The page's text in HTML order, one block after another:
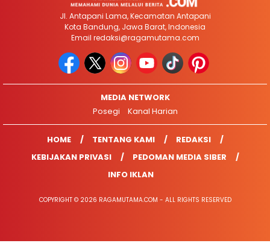
Jl. Antapani Lama, Kecamatan Antapani
Kota Bandung, Jawa Barat, Indonesia
Email redaksi@ragamutama.com
MEDIA NETWORK
Posegi
Kanal Harian
HOME TENTANG KAMI
REDAKSI
KEBIJAKAN PRIVASI
PEDOMAN MEDIA SIBER
INFO IKLAN
COPYRIGHT © 2026 RAGAMUTAMA.COM - ALL RIGHTS RESERVED